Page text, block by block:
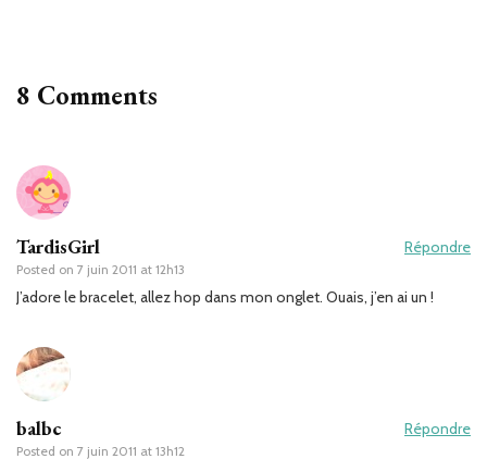
8 Comments
TardisGirl
Posted on 7 juin 2011 at 12h13
Répondre
J’adore le bracelet, allez hop dans mon onglet. Ouais, j’en ai un !
balbc
Posted on 7 juin 2011 at 13h12
Répondre